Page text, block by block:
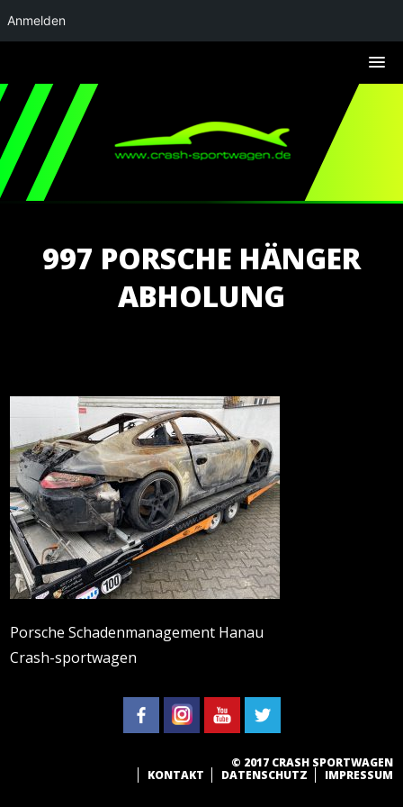
997 PORSCHE HÄNGER
ABHOLUNG
Porsche Schadenmanagement Hanau
Crash-sportwagen
© 2017 CRASH SPORTWAGEN
KONTAKT
DATENSCHUTZ IMPRESSUM
Anmelden